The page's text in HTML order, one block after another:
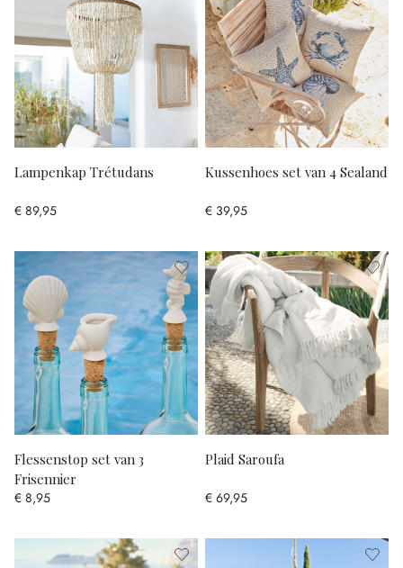
Lampenkap Trétudans
€ 89,95
Kussenhoes set van 4 Sealand
€ 39,95
Flessenstop set van 3
Frisennier
€ 8,95
Plaid Saroufa
€ 69,95